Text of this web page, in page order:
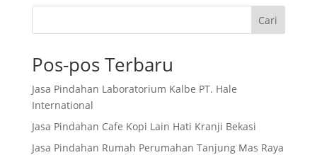
Cari
Pos-pos Terbaru
Jasa Pindahan Laboratorium Kalbe PT. Hale
International
Jasa Pindahan Cafe Kopi Lain Hati Kranji Bekasi
Jasa Pindahan Rumah Perumahan Tanjung Mas Raya